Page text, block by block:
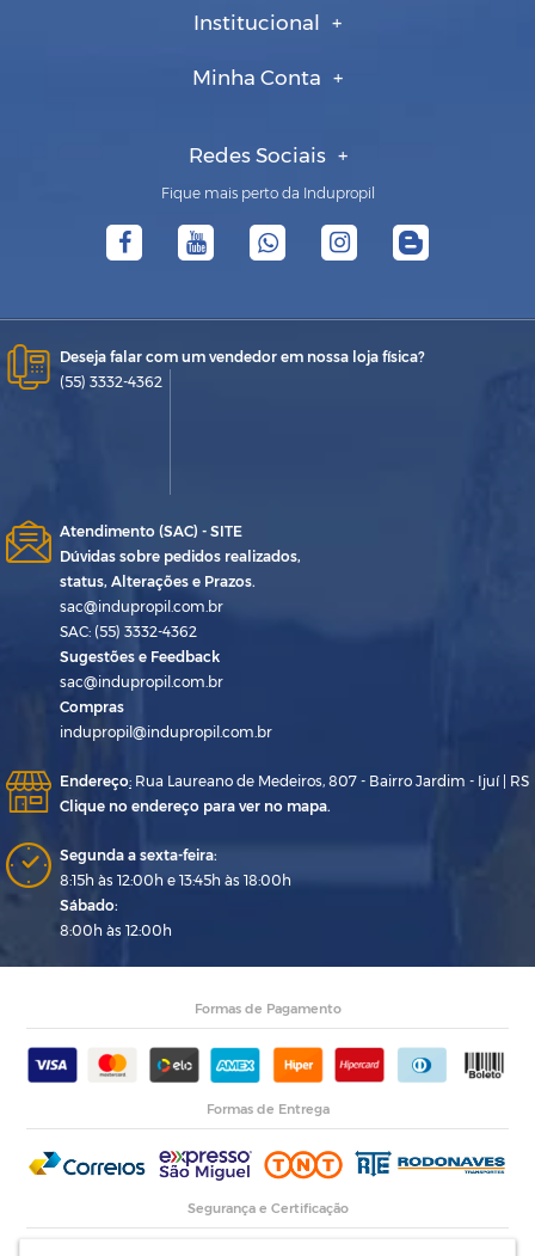
Institucional
Minha Conta
Redes Sociais
Fique mais perto da Indupropil
Deseja falar com um vendedor em nossa loja física?
(55) 3332-4362
Atendimento (SAC) - SITE
Dúvidas sobre pedidos realizados,
status, Alterações e Prazos.
sac@indupropil.com.br
SAC: (55) 3332-4362
Sugestões e Feedback
sac@indupropil.com.br
Compras
indupropil@indupropil.com.br
Endereço: Rua Laureano de Medeiros, 807 - Bairro Jardim - Ijuí | RS
Clique no endereço para ver no mapa.
Segunda a sexta-feira:
8:15h às 12:00h e 13:45h às 18:00h
Sábado:
8:00h às 12:00h
Formas de Pagamento
Formas de Entrega
Segurança e Certificação